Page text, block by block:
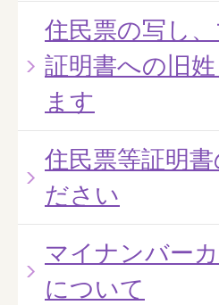
住民票の写し
証明書への旧
ます
住民票等証明
ださい
マイナンバー
について